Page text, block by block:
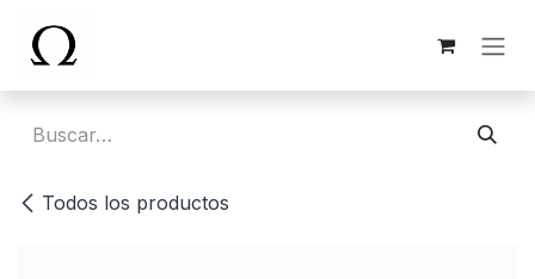
Todos los productos